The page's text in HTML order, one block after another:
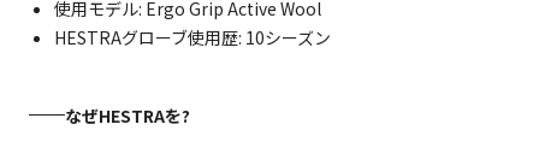
使用モデル: Ergo Grip Active Wool
HESTRAグローブ使用歴: 10シーズン
なぜHESTRAを?